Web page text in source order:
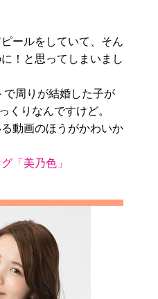
ールをしていて、そん
！と思ってしまいまし
周りが結婚した子が
くりなんですけど。
動画のほうがかわいか
「美乃色」